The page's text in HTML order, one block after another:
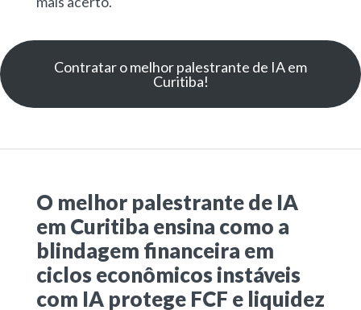
Contratar o melhor palestrante de IA em
Curitiba!
O melhor palestrante de IA
em Curitiba ensina como a
blindagem financeira em
ciclos econômicos instáveis
com IA protege FCF e liquidez